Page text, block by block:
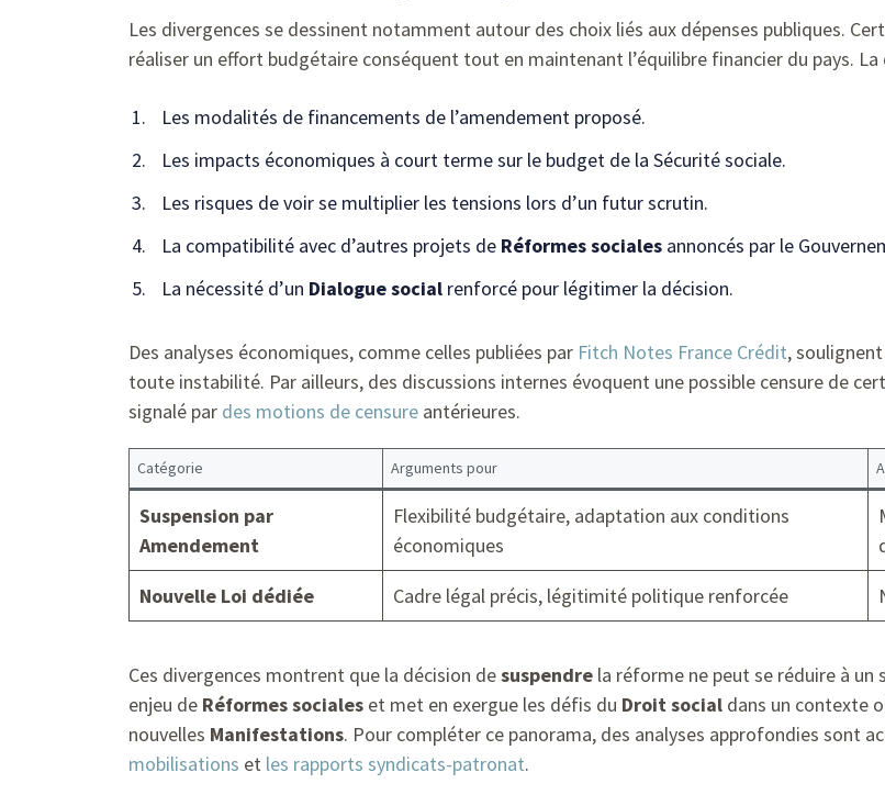
Les divergences se dessinent notamment autour des choix liés aux dépenses publiques.
réaliser un effort budgétaire conséquent tout en maintenant l’équilibre financier du pays. La
Les modalités de financements de l’amendement proposé.
Les impacts économiques à court terme sur le budget de la Sécurité sociale.
Les risques de voir se multiplier les tensions lors d’un futur scrutin.
La compatibilité avec d’autres projets de Réformes sociales annoncés par le
La nécessité d’un Dialogue social renforcé pour légitimer la décision.
Des analyses économiques, comme celles publiées par Fitch Notes France Crédit,
toute instabilité. Par ailleurs, des discussions internes évoquent une possible censure de
signalé par des motions de censure antérieures.
Catégorie Arguments pour
Suspension par
Amendement
Flexibilité budgétaire, adaptation aux conditions
économiques
Nouvelle Loi dédiée
Cadre légal précis, légitimité politique renforcée
Ces divergences montrent que la décision desuspendre la réforme ne peut se réduire à
enjeu de Réformes sociales et met en exergue les défis du Droit social dans un contexte
nouvelles Manifestations. Pour compléter ce panorama, des analyses approfondies sont
mobilisations et les rapports syndicats-patronat.